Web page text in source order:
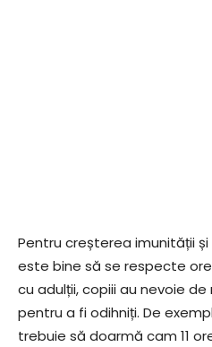
Pentru creșterea imunității
este bine să se respecte
cu adulții, copiii au nevoie
pentru a fi odihniți. De
trebuie să doarmă cam 11